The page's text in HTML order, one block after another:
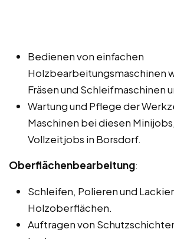
Bedienen von einfachen
Holzbearbeitungsmaschinen
Fräsen und Schleifmaschinen
Wartung und Pflege der
Maschinen bei diesen
Vollzeitjobs in Borsdorf.
Oberflächenbearbeitung:
Schleifen, Polieren und
Holzoberflächen.
Auftragen von